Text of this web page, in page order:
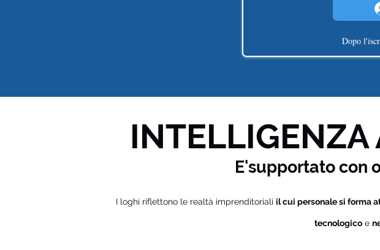
Dopo
E'supportato con
I loghi riflettono le realtà imprenditoriali il cui personale si forma
tecnologico e